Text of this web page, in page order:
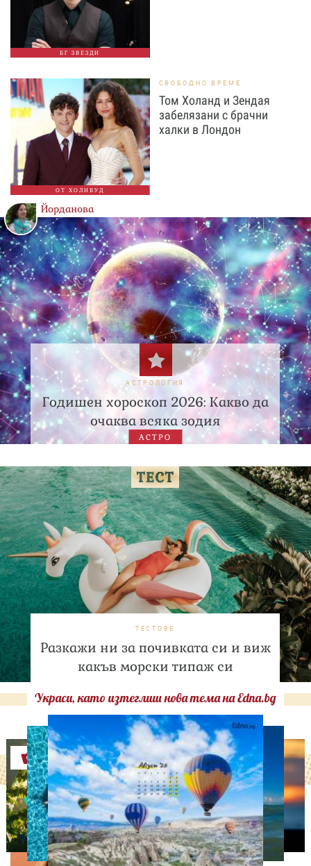
БГ ЗВЕЗДИ
ОТ ХОЛИВУД
СВОБОДНО ВРЕМЕ
Том Холанд и Зендая
забелязани с брачни
халки в Лондон
Йорданова
АСТРОЛОГИЯ
Годишен хороскоп 2026: Какво да
очаква всяка зодия
АСТРО
ТЕСТОВЕ
Разкажи ни за почивката си и виж
какъв морски типаж си
Украси, като изтеглиш нова тема на Edna.bg
Оферти
ДНЕС ПРАЗНУВАТ
Албена Павлова на 60:
Талант, хумор и
незабравими роли